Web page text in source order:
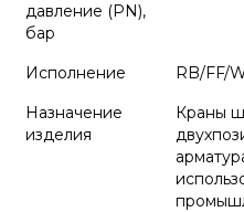
давление (PN),
бар
Исполнение
RB/FF/
Назначение
изделия
Краны